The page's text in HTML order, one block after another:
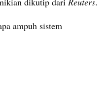
ampuh sistem